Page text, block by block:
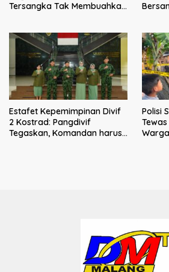
Tersangka Tak Membuahkan
Estafet Kepemimpinan Divif
2 Kostrad: Pangdivif
Tegaskan, Komandan harus
Polisi